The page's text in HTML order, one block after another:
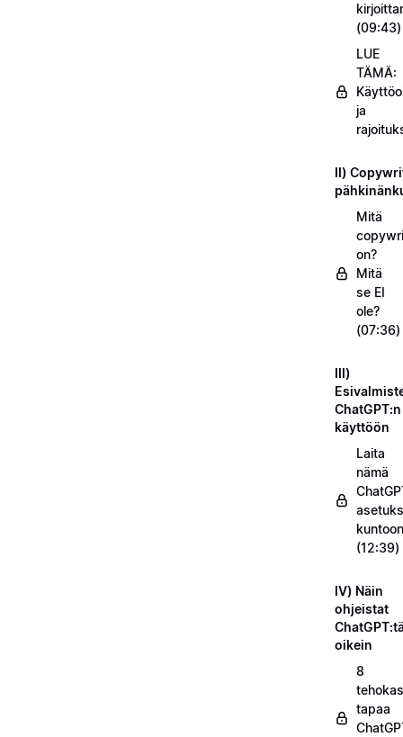
(09:43)
LUE
TÄMÄ:
ja
II)
Mitä
on?
Mitä
se EI
ole?
(07:36)
III)
ChatGPT:n
käyttöön
Laita
nämä
kuntoon
(12:39)
IV) Näin
ohjeistat
oikein
8
tapaa